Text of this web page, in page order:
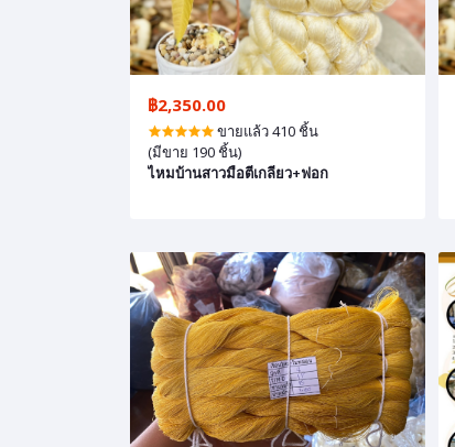
฿2,350.00
ขายแล้ว 410 ชิ้น
(มีขาย 190 ชิ้น)
ไหมบ้านสาวมือตีเกลียว+ฟอก